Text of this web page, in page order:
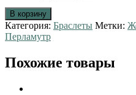
В корзину
Категория: Браслеты Метки:
Перламутр
Похожие товары